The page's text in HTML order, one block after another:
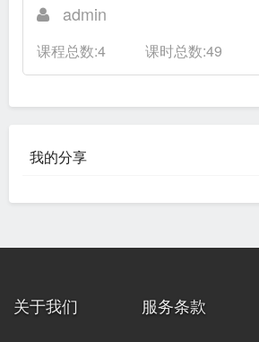
admin
课程总数:4 课时总数:49
我的分享
关于我们 服务条款